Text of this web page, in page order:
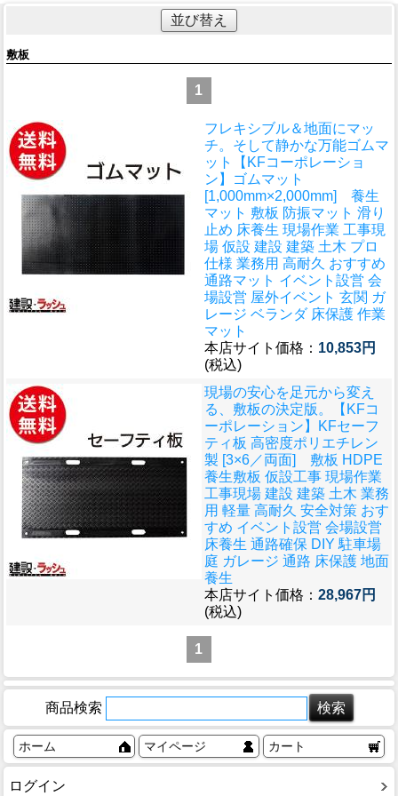
並び替え
敷板
1
フレキシブル＆地面にマッ
チ。そして静かな万能ゴムマ
ット
【KFコーポレーショ
ン】ゴムマット
[1,000mm×2,000mm] 養生
マット 敷板 防振マット 滑り
止め 床養生 現場作業 工事現
場 仮設 建設 建築 土木 プロ
仕様 業務用 高耐久 おすすめ
通路マット イベント設営 会
場設営 屋外イベント 玄関 ガ
レージ ベランダ 床保護 作業
マット
本店サイト価格： 10,853円
(税込)
現場の安心を足元から変え
る、敷板の決定版。
【KFコ
ーポレーション】KFセーフ
ティ板 高密度ポリエチレン
製 [3×6／両面] 敷板 HDPE
養生敷板 仮設工事 現場作業
工事現場 建設 建築 土木 業務
用 軽量 高耐久 安全対策 おす
すめ イベント設営 会場設営
床養生 通路確保 DIY 駐車場
庭 ガレージ 通路 床保護 地面
養生
本店サイト価格： 28,967円
(税込)
1
商品検索
ホーム マイページ カート
ログイン